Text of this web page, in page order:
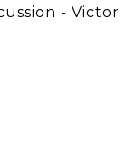
- Victor